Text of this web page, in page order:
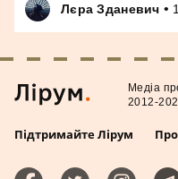
Лєра Зданевич •
Підтримайте Лірум
Медiа
2012-